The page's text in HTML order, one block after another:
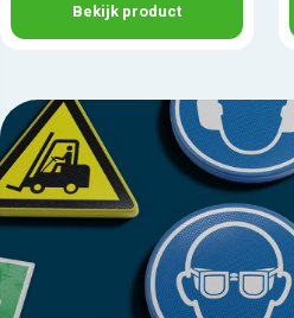
Bekijk product